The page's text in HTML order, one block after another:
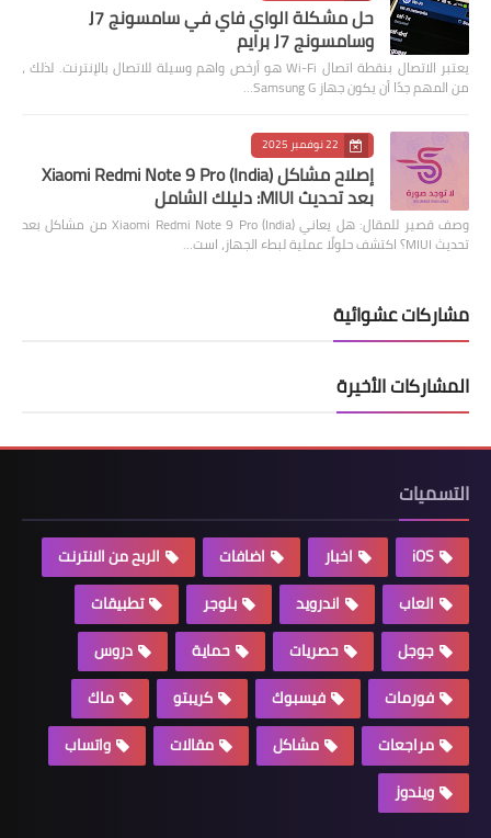
حل مشكلة الواي فاي في سامسونج J7
وسامسونج J7 برايم
يعتبر الاتصال بنقطة اتصال Wi-Fi هو أرخص واهم وسيلة للاتصال بالإنترنت. لذلك ،
من المهم جدًا أن يكون جهاز Samsung G…
22 نوفمبر 2025
إصلاح مشاكل Xiaomi Redmi Note 9 Pro (India)
بعد تحديث MIUI: دليلك الشامل
وصف قصير للمقال: هل يعاني Xiaomi Redmi Note 9 Pro (India) من مشاكل بعد
تحديث MIUI؟ اكتشف حلولًا عملية لبطء الجهاز، است…
مشاركات عشوائية
المشاركات الأخيرة
التسميات
iOS اخبار اضافات
الربح من الانترنت
العاب
اندرويد بلوجر
تطبيقات
جوجل
حصريات حماية
دروس
فورمات
فيسبوك كريبتو
ماك
مراجعات
مشاكل مقالات
واتساب
ويندوز